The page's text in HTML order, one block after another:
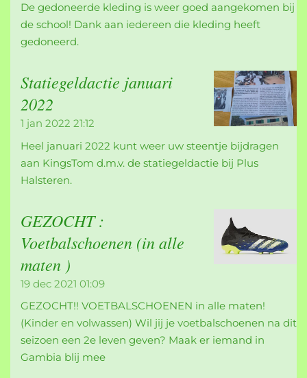
De gedoneerde kleding is weer goed aangekomen bij
de school! Dank aan iedereen die kleding heeft
gedoneerd.
Statiegeldactie januari
2022
1 jan 2022 21:12
Heel januari 2022 kunt weer uw steentje bijdragen
aan KingsTom d.m.v. de statiegeldactie bij Plus
Halsteren.
GEZOCHT :
Voetbalschoenen (in alle
maten )
19 dec 2021 01:09
GEZOCHT!! VOETBALSCHOENEN in alle maten!
(Kinder en volwassen) Wil jij je voetbalschoenen na dit
seizoen een 2e leven geven? Maak er iemand in
Gambia blij mee